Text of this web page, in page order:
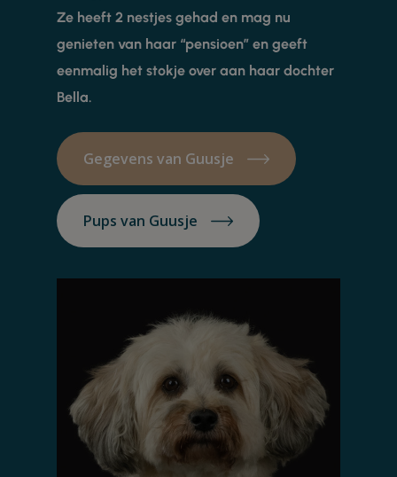
Ze heeft 2 nestjes gehad en mag nu
genieten van haar “pensioen” en geeft
eenmalig het stokje over aan haar dochter
Bella.
Gegevens van Guusje
Pups van Guusje